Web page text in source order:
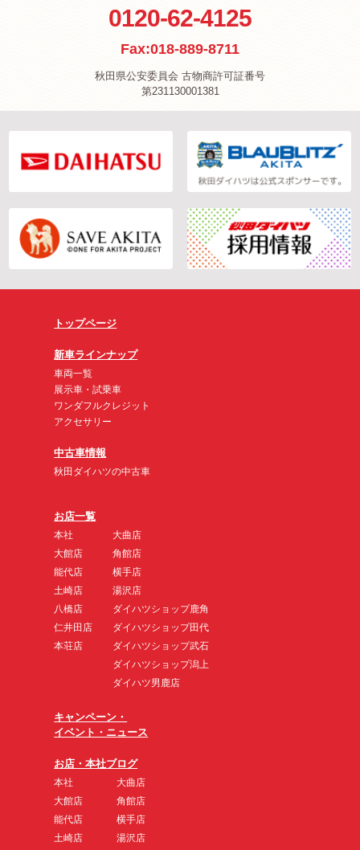
0120-62-4125
Fax:018-889-8711
秋田県公安委員会 古物商許可証番号
第231130001381
トップページ
新車ラインナップ
車両一覧
展示車・試乗車
ワンダフルクレジット
アクセサリー
中古車情報
秋田ダイハツの中古車
お店一覧
本社
大館店
能代店
土崎店
八橋店
仁井田店
本荘店
大曲店
角館店
横手店
湯沢店
ダイハツショップ鹿角
ダイハツショップ田代
ダイハツショップ武石
ダイハツショップ潟上
ダイハツ男鹿店
キャンペーン・
イベント・ニュース
お店・本社ブログ
本社
大館店
能代店
土崎店
大曲店
角館店
横手店
湯沢店